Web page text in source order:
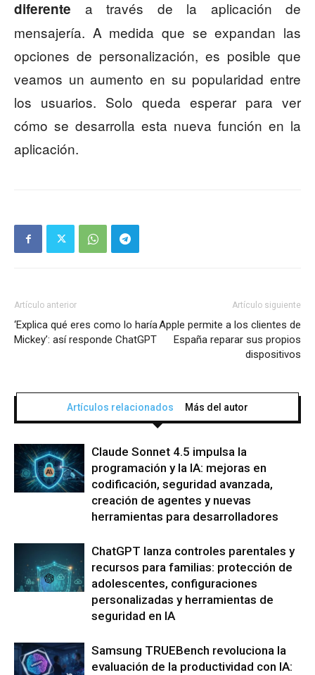
diferente a través de la aplicación de
mensajería. A medida que se expandan las
opciones de personalización, es posible que
veamos un aumento en su popularidad entre
los usuarios. Solo queda esperar para ver
cómo se desarrolla esta nueva función en la
aplicación.
Artículo anterior
‘Explica qué eres como lo haría
Mickey’: así responde ChatGPT
Artículo siguiente
Apple permite a los clientes de
España reparar sus propios
dispositivos
Artículos relacionados Más del autor
Claude Sonnet 4.5 impulsa la
programación y la IA: mejoras en
codificación, seguridad avanzada,
creación de agentes y nuevas
herramientas para desarrolladores
ChatGPT lanza controles parentales y
recursos para familias: protección de
adolescentes, configuraciones
personalizadas y herramientas de
seguridad en IA
Samsung TRUEBench revoluciona la
evaluación de la productividad con IA: